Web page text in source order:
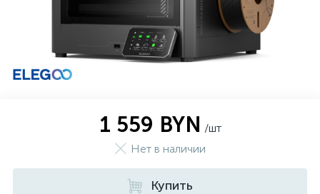
1 559 BYN /шт
Нет в наличии
Купить